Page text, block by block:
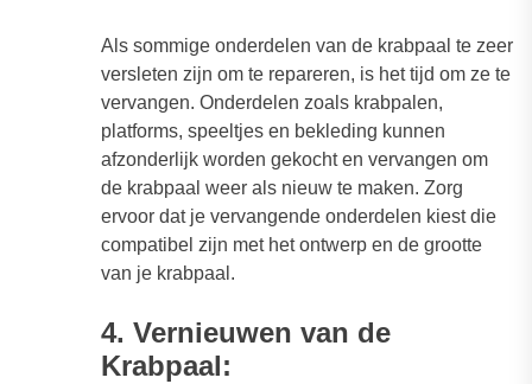
Als sommige onderdelen van de krabpaal te zeer
versleten zijn om te repareren, is het tijd om ze te
vervangen. Onderdelen zoals krabpalen,
platforms, speeltjes en bekleding kunnen
afzonderlijk worden gekocht en vervangen om
de krabpaal weer als nieuw te maken. Zorg
ervoor dat je vervangende onderdelen kiest die
compatibel zijn met het ontwerp en de grootte
van je krabpaal.
4. Vernieuwen van de
Krabpaal: